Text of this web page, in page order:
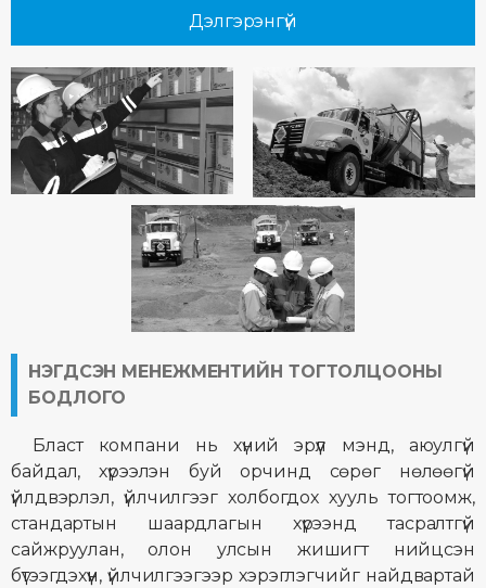
Дэлгэрэнгүй
НЭГДСЭН МЕНЕЖМЕНТИЙН ТОГТОЛЦООНЫ
БОДЛОГО
Бласт компани нь хүний эрүүл мэнд, аюулгүй
байдал, хүрээлэн буй орчинд сөрөг нөлөөгүй
үйлдвэрлэл, үйлчилгээг холбогдох хууль тогтоомж,
стандартын шаардлагын хүрээнд тасралтгүй
сайжруулан, олон улсын жишигт нийцсэн
бүтээгдэхүүн, үйлчилгээгээр хэрэглэгчийг найдвартай